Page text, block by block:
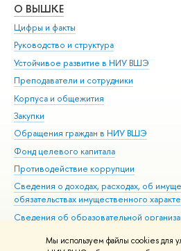
Мы используем файлы cookies для
О ВЫШКЕ
Цифры и факты
Руководство и структура
Устойчивое развитие в НИУ ВШЭ
Преподаватели и сотрудники
Корпуса и общежития
Закупки
Обращения граждан в НИУ ВШЭ
Фонд целевого капитала
Противодействие коррупции
Сведения о доходах, расходах, об
обязательствах имущественного
Сведения об образовательной
Людям с ограниченными возможностями